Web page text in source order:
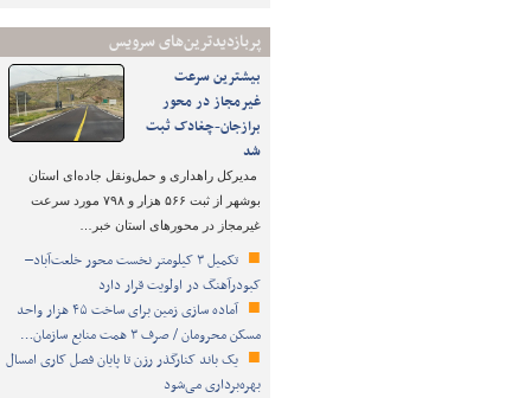
پربازدیدترین‌های سرویس
بیشترین سرعت
غیرمجاز در محور
برازجان-چغادک ثبت
شد
مدیرکل راهداری و حمل‌ونقل جاده‌ای استان
بوشهر از ثبت ۵۶۶ هزار و ۷۹۸ مورد سرعت
غیرمجاز در محورهای استان خبر…
تکمیل ۳ کیلومتر نخست محور خلعت‌آباد–
کبودرآهنگ در اولویت قرار دارد
آماده سازی زمین برای ساخت ۴۵ هزار واحد
مسکن محرومان / صرف ۳ همت منابع سازمان…
یک باند کنارگذر رزن تا پایان فصل کاری امسال
بهره‌برداری می‌شود